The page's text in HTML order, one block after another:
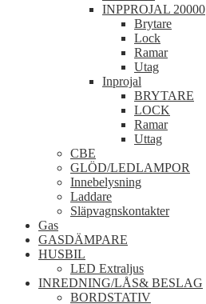
INPPROJAL 20000
Brytare
Lock
Ramar
Utag
Inprojal
BRYTARE
LOCK
Ramar
Uttag
CBE
GLÖD/LEDLAMPOR
Innebelysning
Laddare
Släpvagnskontakter
Gas
GASDÄMPARE
HUSBIL
LED Extraljus
INREDNING/LÅS& BESLAG
BORDSTATIV